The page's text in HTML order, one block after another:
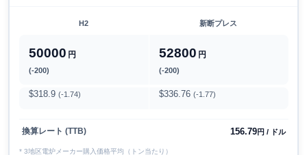
H2 新断プレス
50000 円
(-200)
52800 円
(-200)
$318.9 (-1.74) $336.76 (-1.77)
換算レート (TTB) 156.79円 / ドル
* 3地区電炉メーカー購入価格平均（トン当たり）